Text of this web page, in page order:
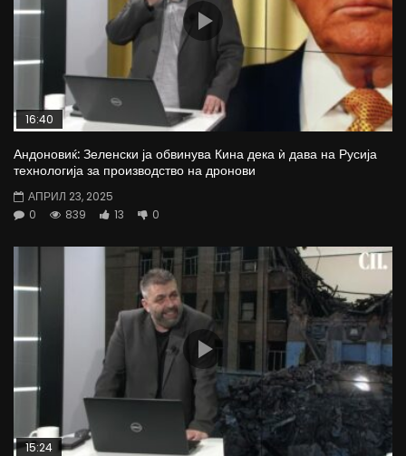
16:40
Андоновиќ: Зеленски ја обвинува Кина дека ѝ дава на Русија
технологија за производство на дронови
АПРИЛ 23, 2025
0
839 13 0
15:24